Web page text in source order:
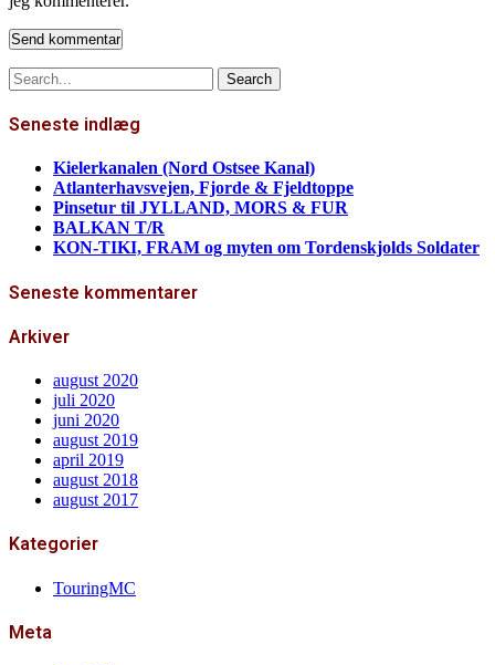
Search
for:
Seneste indlæg
Kielerkanalen (Nord Ostsee Kanal)
Atlanterhavsvejen, Fjorde & Fjeldtoppe
Pinsetur til JYLLAND, MORS & FUR
BALKAN T/R
KON-TIKI, FRAM og myten om Tordenskjolds Soldater
Seneste kommentarer
Arkiver
august 2020
juli 2020
juni 2020
august 2019
april 2019
august 2018
august 2017
Kategorier
TouringMC
Meta